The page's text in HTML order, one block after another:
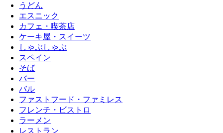
うどん
エスニック
カフェ・喫茶店
ケーキ屋・スイーツ
しゃぶしゃぶ
スペイン
そば
バー
バル
ファストフード・ファミレス
フレンチ・ビストロ
ラーメン
レストラン